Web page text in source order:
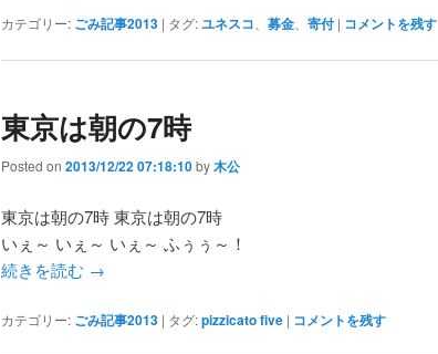
カテゴリー: ごみ記事2013 | タグ:ユネスコ 募金 寄付 | コメントを残す
東京は朝の7時
Posted on 2013/12/22 07:18:10by木公
東京は朝の7時 東京は朝の7時
いぇ～ いぇ～ いぇ～ ふぅぅ～！
続きを読む →
カテゴリー: ごみ記事2013 | タグ:pizzicato five | コメントを残す